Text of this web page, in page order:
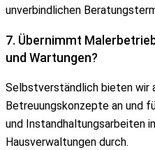
unverbindlichen
7. Übernimmt
und Wartungen?
Selbstverständlich bieten wir
Betreuungskonzepte an und
und Instandhaltungsarbeiten
Hausverwaltungen durch.